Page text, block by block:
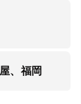
、福岡